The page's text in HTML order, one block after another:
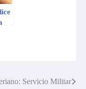
Servicio Militar